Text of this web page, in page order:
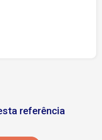
referência